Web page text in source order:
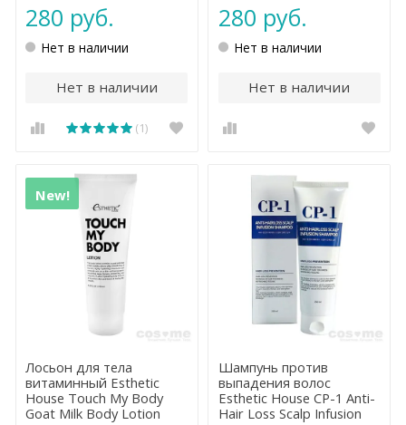
280 руб.
Нет в наличии
Нет в наличии
(1)
280 руб.
Нет в наличии
Нет в наличии
New!
Лосьон для тела
витаминный Esthetic
House Touch My Body
Goat Milk Body Lotion
Шампунь против
выпадения волос
Esthetic House CP-1 Anti-
Hair Loss Scalp Infusion